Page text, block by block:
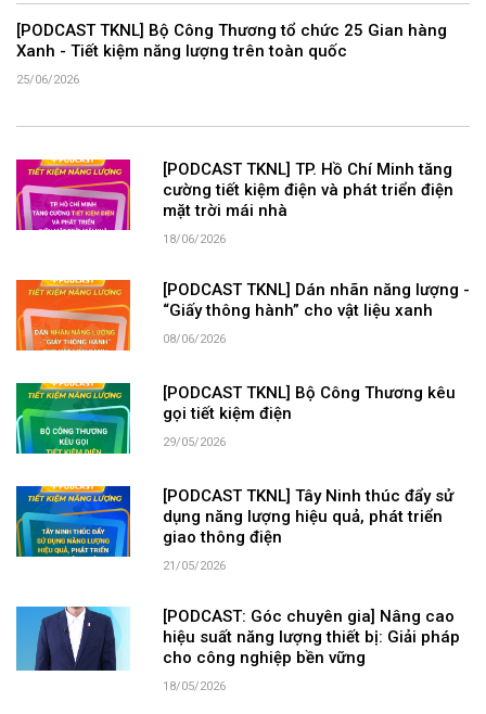
[PODCAST TKNL] Bộ Công Thương tổ chức 25 Gian hàng
Xanh - Tiết kiệm năng lượng trên toàn quốc
25/06/2026
[PODCAST TKNL] TP. Hồ Chí Minh tăng
cường tiết kiệm điện và phát triển điện
mặt trời mái nhà
18/06/2026
[PODCAST TKNL] Dán nhãn năng lượng -
“Giấy thông hành” cho vật liệu xanh
08/06/2026
[PODCAST TKNL] Bộ Công Thương kêu
gọi tiết kiệm điện
29/05/2026
[PODCAST TKNL] Tây Ninh thúc đẩy sử
dụng năng lượng hiệu quả, phát triển
giao thông điện
21/05/2026
[PODCAST: Góc chuyên gia] Nâng cao
hiệu suất năng lượng thiết bị: Giải pháp
cho công nghiệp bền vững
18/05/2026